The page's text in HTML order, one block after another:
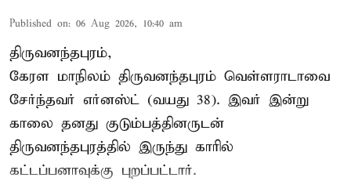
Published on: 06 Aug 2026, 10:40 am
திருவனந்தபுரம்,
கேரள மாநிலம் திருவனந்தபுரம் வெள்ளராடாவை
சேர்ந்தவர் எர்னஸ்ட் (வயது 38). இவர் இன்று
காலை தனது குடும்பத்தினருடன்
திருவனந்தபுரத்தில் இருந்து காரில்
கட்டப்பனாவுக்கு புறப்பட்டார்.